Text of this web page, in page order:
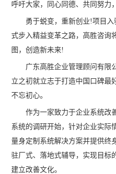
呼吁大家，同心同德、共同努力
勇于蜕变，重新创业!项目入
式步入精益变革之路，高胜咨询
图，创造新未来!
广东高胜企业管理顾问有限公
立之初就立志于打造中国口碑最
不忘初心。
作为一家致力于企业系统改
系统的调研开始，针对企业实际
量身定制系统解决方案并提供终
驻厂式、落地式辅导，实现目标
建立改善文化。